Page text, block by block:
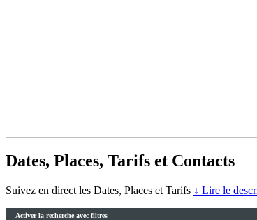
Dates, Places, Tarifs et Contacts
Suivez en direct les Dates, Places et Tarifs ↓ Lire le
Activer la recherche avec filtres